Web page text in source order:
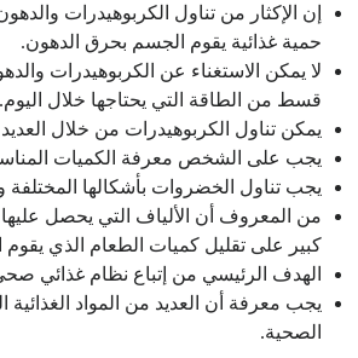
إن الإكثار من تناول الكربوهيدرات
حمية غذائية يقوم الجسم بحرق الدهون.
لا يمكن الاستغناء عن الكربوهيدرات
قسط من الطاقة التي يحتاجها خلال اليوم.
يمكن تناول الكربوهيدرات من خلال
يجب على الشخص معرفة الكميات
يجب تناول الخضروات بأشكالها
من المعروف أن الألياف التي يحصل
كبير على تقليل كميات الطعام الذي يقوم
الهدف الرئيسي من إتباع نظام غذائي
يجب معرفة أن العديد من المواد
الصحية.